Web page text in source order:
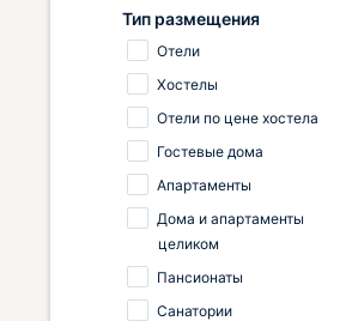
Тип размещения
Отели
Хостелы
Отели по цене хостела
Гостевые дома
Апартаменты
Дома и апартаменты
целиком
Пансионаты
Санатории